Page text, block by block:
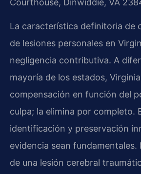
Courthouse, Dinwiddie, VA
La característica definitoria de
de lesiones personales en
negligencia contributiva. A
mayoría de los estados,
compensación en función del
culpa; la elimina por completo.
identificación y preservación
evidencia sean fundamentales.
de una lesión cerebral